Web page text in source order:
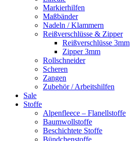
Markierhilfen
Maßbänder
Nadeln / Klammern
Reißverschlüsse & Zipper
Reißverschlüsse 3mm
Zipper 3mm
Rollschneider
Scheren
Zangen
Zubehör / Arbeitshilfen
Sale
Stoffe
Alpenfleece – Flanellstoffe
Baumwollstoffe
Beschichtete Stoffe
Bündchenstoffe